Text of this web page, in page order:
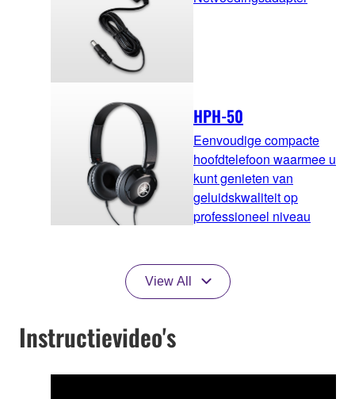
HPH-50
Eenvoudige compacte
hoofdtelefoon waarmee u
kunt genieten van
geluidskwaliteit op
professioneel niveau
View All
Instructievideo's